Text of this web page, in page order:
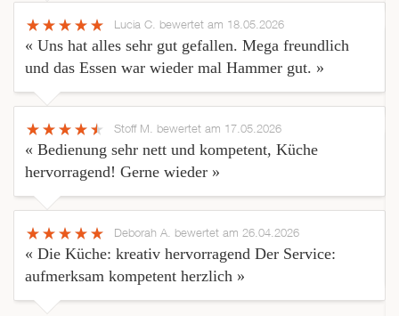
Lucia C. bewertet am 18.05.2026
« Uns hat alles sehr gut gefallen. Mega freundlich
und das Essen war wieder mal Hammer gut. »
Stoff M. bewertet am 17.05.2026
« Bedienung sehr nett und kompetent, Küche
hervorragend! Gerne wieder »
Deborah A. bewertet am 26.04.2026
« Die Küche: kreativ hervorragend Der Service:
aufmerksam kompetent herzlich »